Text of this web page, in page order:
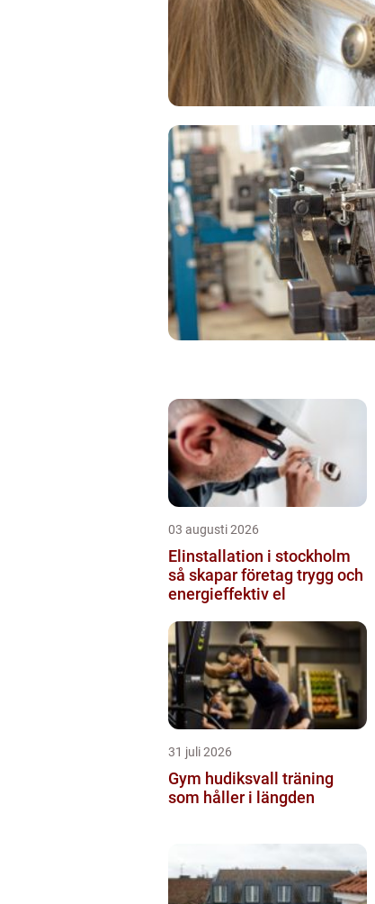
03 augusti 2026
Elinstallation i stockholm
så skapar företag trygg och
energieffektiv el
31 juli 2026
Gym hudiksvall träning
som håller i längden